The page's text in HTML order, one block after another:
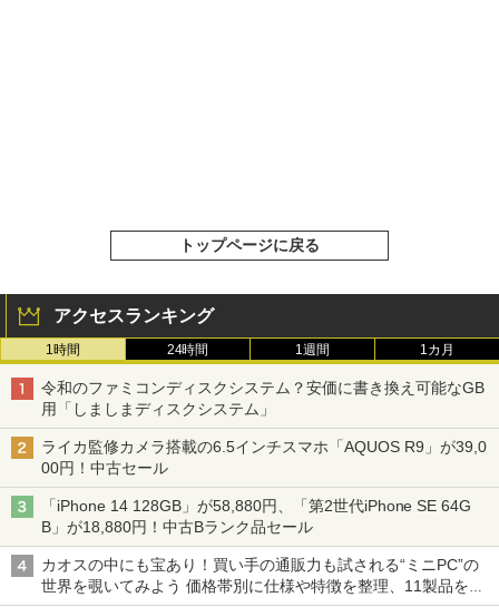
トップページに戻る
アクセスランキング
1時間 24時間 1週間 1カ月
令和のファミコンディスクシステム？安価に書き換え可能なGB
用「しましまディスクシステム」
ライカ監修カメラ搭載の6.5インチスマホ「AQUOS R9」が39,0
00円！中古セール
「iPhone 14 128GB」が58,880円、「第2世代iPhone SE 64G
B」が18,880円！中古Bランク品セール
カオスの中にも宝あり！買い手の通販力も試される“ミニPC”の
世界を覗いてみよう 価格帯別に仕様や特徴を整理、11製品をピ